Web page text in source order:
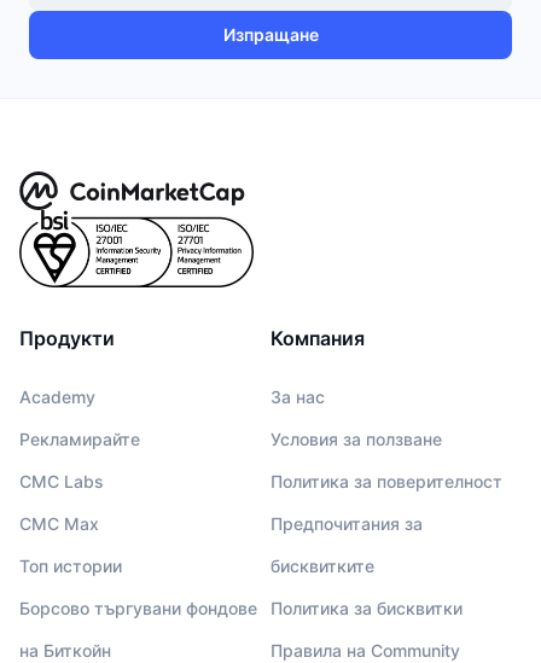
Изпращане
Продукти
Academy
Рекламирайте
CMC Labs
CMC Max
Топ истории
Борсово търгувани фондове
на Биткойн
Компания
За нас
Условия за ползване
Политика за поверителност
Предпочитания за
бисквитките
Политика за бисквитки
Правила на Community